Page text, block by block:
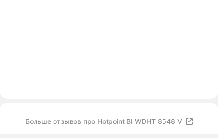
Больше отзывов про Hotpoint BI WDHT 8548 V